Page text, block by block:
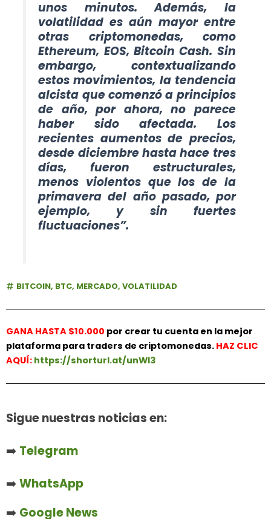
unos minutos. Además, la
volatilidad es aún mayor entre
otras criptomonedas, como
Ethereum, EOS, Bitcoin Cash. Sin
embargo, contextualizando
estos movimientos, la tendencia
alcista que comenzó a principios
de año, por ahora, no parece
haber sido afectada. Los
recientes aumentos de precios,
desde diciembre hasta hace tres
días, fueron estructurales,
menos violentos que los de la
primavera del año pasado, por
ejemplo, y sin fuertes
fluctuaciones”.
BITCOIN, BTC, MERCADO, VOLATILIDAD
GANA HASTA $10.000 por crear tu cuenta en la mejor
plataforma para traders de criptomonedas. HAZ CLIC
AQUÍ: https://shorturl.at/unWl3
Sigue nuestras noticias en:
➡️ Telegram
➡️WhatsApp
➡️ Google News